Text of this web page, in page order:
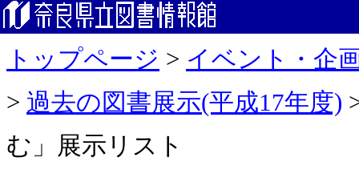
トップページ > イベント・企
> 過去の図書展示(平成17年度)
む」展示リスト